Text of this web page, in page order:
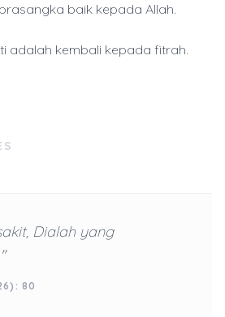
baik kepada Allah.
adalah kembali kepada fitrah.
Dialah yang
80